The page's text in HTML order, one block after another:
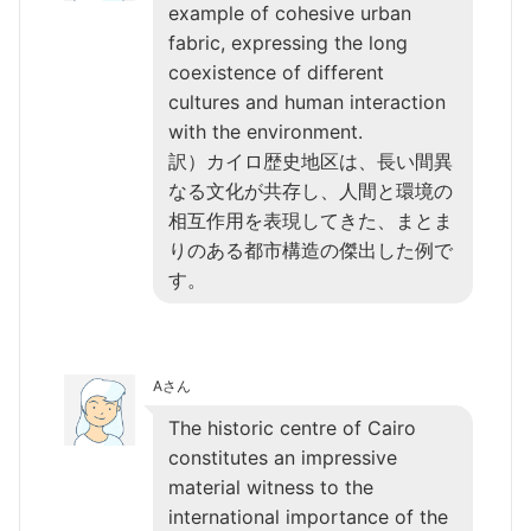
example of cohesive urban
fabric, expressing the long
coexistence of different
cultures and human interaction
with the environment.
訳）カイロ歴史地区は、長い間異
なる文化が共存し、人間と環境の
相互作用を表現してきた、まとま
りのある都市構造の傑出した例で
す。
Aさん
The historic centre of Cairo
constitutes an impressive
material witness to the
international importance of the